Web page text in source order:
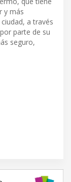
y más
a través
parte de su
seguro,